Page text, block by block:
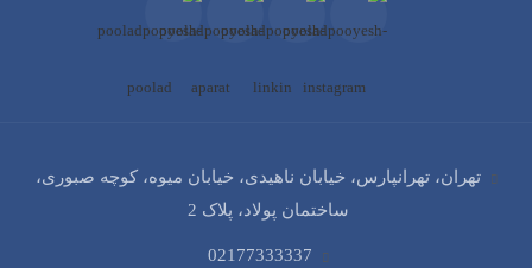
تهران، تهرانپارس، خیابان ناهیدی، خیابان میوه، کوچه صبوری،
ساختمان پولاد، پلاک 2